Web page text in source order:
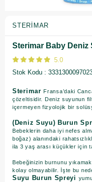
STERIMAR
Sterimar Baby Deniz
5.0
Stok Kodu
SterimarFransa’daki
çözeltisidir. Deniz suyunun
içermeyen fizyolojik bir
(Deniz Suyu) Burun
Bebeklerin daha iyi nefes
boğaz) alanındaki
ila 3 yaş arası küçükler için
Bebeğinizin burnunu
kolay olmayabilir. İşte bu
Suyu Burun Spreyi